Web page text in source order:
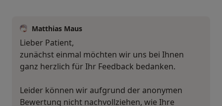
Matthias Maus
Lieber Patient,
zunächst einmal möchten wir uns bei Ihnen
ganz herzlich für Ihr Feedback bedanken.
Leider können wir aufgrund der anonymen
Bewertung nicht nachvollziehen, wie Ihre